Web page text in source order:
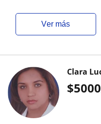
ver más
$5000
Clara